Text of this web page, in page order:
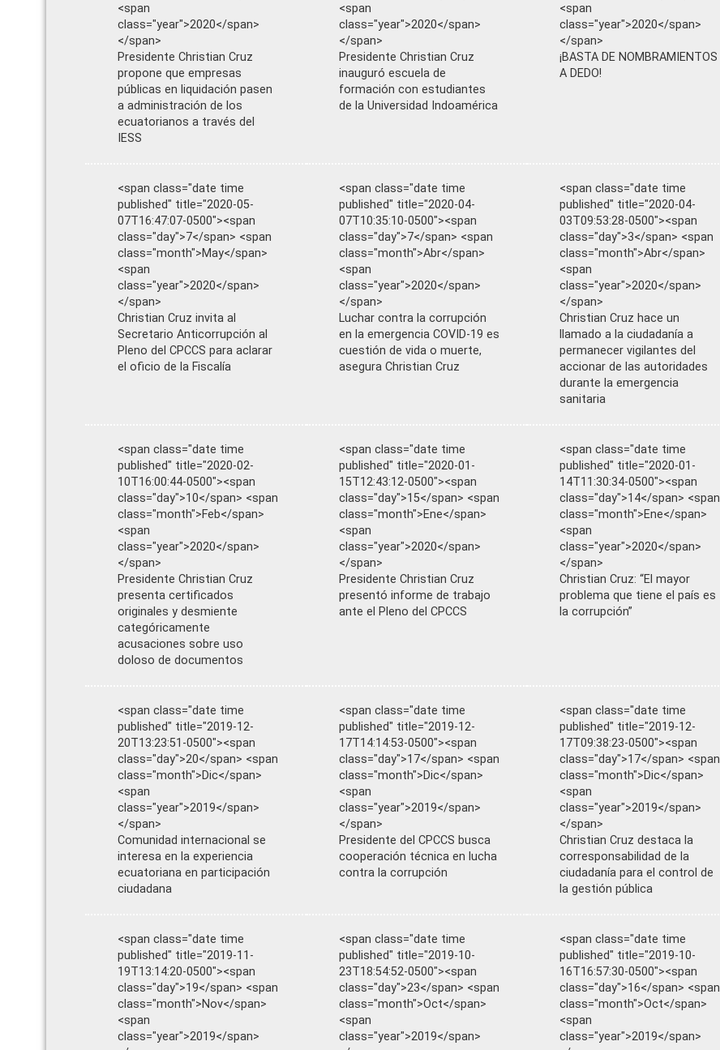
<span
class="year">2020</span>
</span>
Presidente Christian Cruz
propone que empresas
públicas en liquidación pasen
a administración de los
ecuatorianos a través del
IESS
<span
class="year">2020</span>
</span>
Presidente Christian Cruz
inauguró escuela de
formación con estudiantes
de la Universidad Indoamérica
<span
class="year">2020</span>
</span>
¡BASTA DE NOMBRAMIENTOS
A DEDO!
<span class="date time
published" title="2020-05-
07T16:47:07-0500"><span
class="day">7</span> <span
class="month">May</span>
<span
class="year">2020</span>
</span>
Christian Cruz invita al
Secretario Anticorrupción al
Pleno del CPCCS para aclarar
el oficio de la Fiscalía
<span class="date time
published" title="2020-04-
07T10:35:10-0500"><span
class="day">7</span> <span
class="month">Abr</span>
<span
class="year">2020</span>
</span>
Luchar contra la corrupción
en la emergencia COVID-19 es
cuestión de vida o muerte,
asegura Christian Cruz
<span class="date time
published" title="2020-04-
03T09:53:28-0500"><span
class="day">3</span> <span
class="month">Abr</span>
<span
class="year">2020</span>
</span>
Christian Cruz hace un
llamado a la ciudadanía a
permanecer vigilantes del
accionar de las autoridades
durante la emergencia
sanitaria
<span class="date time
published" title="2020-02-
10T16:00:44-0500"><span
class="day">10</span> <span
class="month">Feb</span>
<span
class="year">2020</span>
</span>
Presidente Christian Cruz
presenta certificados
originales y desmiente
categóricamente
acusaciones sobre uso
doloso de documentos
<span class="date time
published" title="2020-01-
15T12:43:12-0500"><span
class="day">15</span> <span
class="month">Ene</span>
<span
class="year">2020</span>
</span>
Presidente Christian Cruz
presentó informe de trabajo
ante el Pleno del CPCCS
<span class="date time
published" title="2020-01-
14T11:30:34-0500"><span
class="day">14</span> <span
class="month">Ene</span>
<span
class="year">2020</span>
</span>
Christian Cruz: “El mayor
problema que tiene el país es
la corrupción”
<span class="date time
published" title="2019-12-
20T13:23:51-0500"><span
class="day">20</span> <span
class="month">Dic</span>
<span
class="year">2019</span>
</span>
Comunidad internacional se
interesa en la experiencia
ecuatoriana en participación
ciudadana
<span class="date time
published" title="2019-12-
17T14:14:53-0500"><span
class="day">17</span> <span
class="month">Dic</span>
<span
class="year">2019</span>
</span>
Presidente del CPCCS busca
cooperación técnica en lucha
contra la corrupción
<span class="date time
published" title="2019-12-
17T09:38:23-0500"><span
class="day">17</span> <span
class="month">Dic</span>
<span
class="year">2019</span>
</span>
Christian Cruz destaca la
corresponsabilidad de la
ciudadanía para el control de
la gestión pública
<span class="date time
published" title="2019-11-
19T13:14:20-0500"><span
class="day">19</span> <span
class="month">Nov</span>
<span
class="year">2019</span>
<span class="date time
published" title="2019-10-
23T18:54:52-0500"><span
class="day">23</span> <span
class="month">Oct</span>
<span
class="year">2019</span>
<span class="date time
published" title="2019-10-
16T16:57:30-0500"><span
class="day">16</span> <span
class="month">Oct</span>
<span
class="year">2019</span>